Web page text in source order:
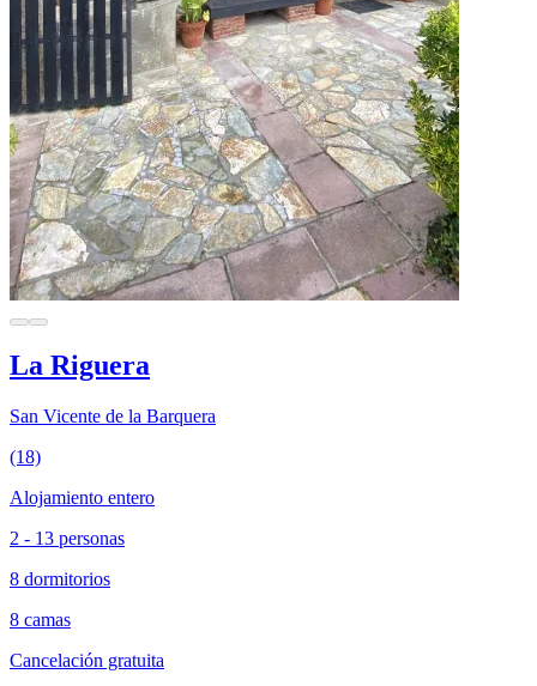
La Riguera
San Vicente de la Barquera
(18)
Alojamiento entero
2 - 13 personas
8 dormitorios
8 camas
Cancelación gratuita